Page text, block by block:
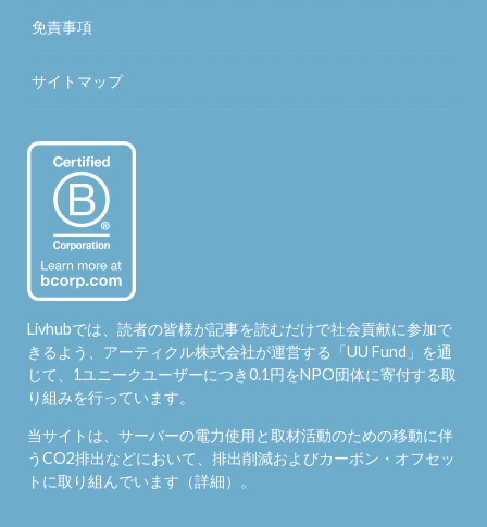
免責事項
サイトマップ
Livhubでは、読者の皆様が記事を読むだけで社会貢献に参加で
きるよう、アーティクル株式会社が運営する「UU Fund 」を通
じて、1ユニークユーザーにつき0.1円をNPO団体に寄付する取
り組みを行っています。
当サイトは、サーバーの電力使用と取材活動のための移動に伴
うCO2排出などにおいて、排出削減およびカーボン・オフセッ
トに取り組んでいます（詳細）。